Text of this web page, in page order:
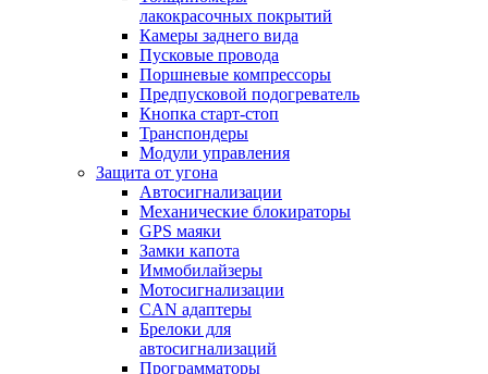
лакокрасочных покрытий
Камеры заднего вида
Пусковые провода
Поршневые компрессоры
Предпусковой подогреватель
Кнопка старт-стоп
Транспондеры
Модули управления
Защита от угона
Автосигнализации
Механические блoкираторы
GPS маяки
Замки капота
Иммобилайзеры
Мотосигнализации
CAN адаптеры
Брелоки для
автосигнализаций
Программаторы